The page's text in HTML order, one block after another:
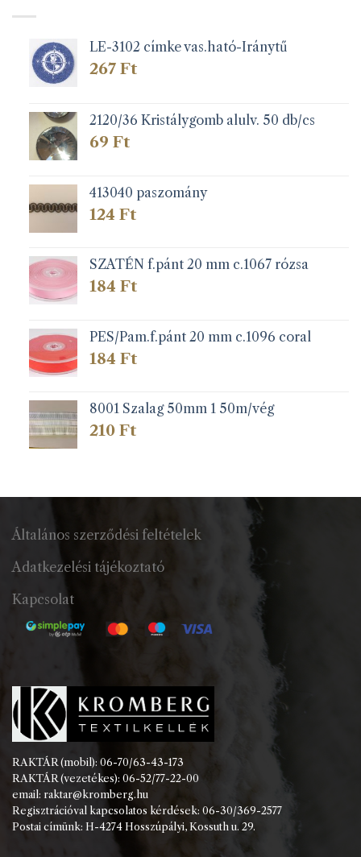
LE-3102 címke vas.ható-Iránytű
267 Ft
2120/36 Kristálygomb alulv. 50 db/cs
69 Ft
413040 paszomány
124 Ft
SZATÉN f.pánt 20 mm c.1067 rózsa
184 Ft
PES/Pam.f.pánt 20 mm c.1096 coral
184 Ft
8001 Szalag 50mm 1 50m/vég
210 Ft
Általános szerződési feltételek
Adatkezelési tájékoztató
Kapcsolat
RAKTÁR (mobil): 06-70/63-43-173
RAKTÁR (vezetékes): 06-52/77-22-00
email: raktar@kromberg.hu
Regisztrációval kapcsolatos kérdések: 06-30/369-2577
Postai címünk: H-4274 Hosszúpályi, Kossuth u. 29.